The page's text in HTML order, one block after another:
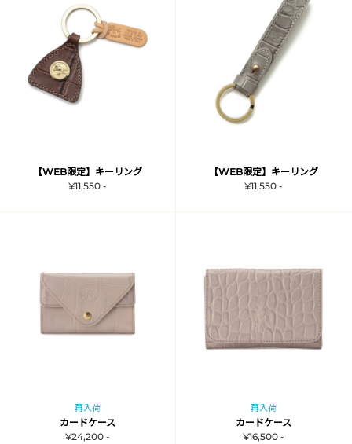
【WEB限定】キーリング
¥11,550 -
【WEB限定】キーリング
¥11,550 -
再入荷
カードケース
¥24,200 -
再入荷
カードケース
¥16,500 -